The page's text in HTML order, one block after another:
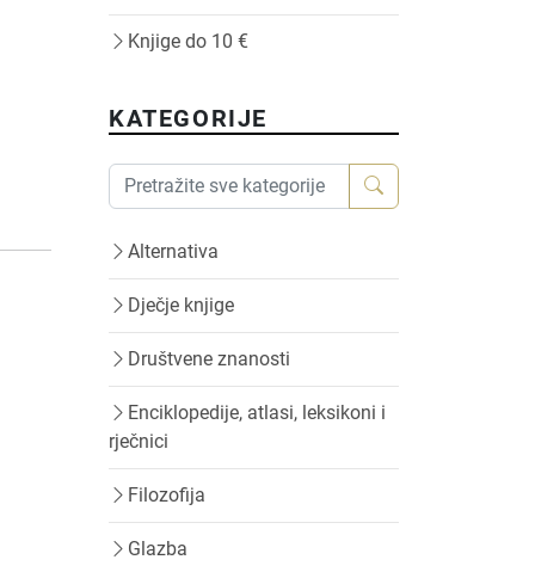
Knjige do 10 €
KATEGORIJE
Alternativa
Dječje knjige
Društvene znanosti
Enciklopedije, atlasi, leksikoni i
rječnici
Filozofija
Glazba